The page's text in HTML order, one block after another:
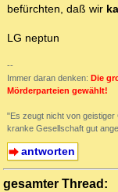
befürchten, daß wir
LG neptun
--
Immer daran denken: Die
Mörderparteien gewählt!
"Es zeugt nicht von
kranke Gesellschaft gut
antworten
gesamter Thread: